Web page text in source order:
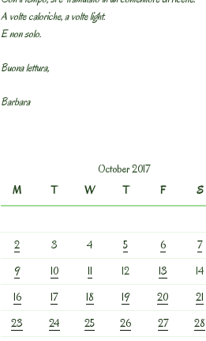
A volte caloriche, a volte light.
E non solo.
Buona lettura,
Barbara
October 2017
M
T W T F S
2
3 4 5 6 7
9
10 11 12 13 14
16
17 18 19 20 21
23
24 25 26 27 28